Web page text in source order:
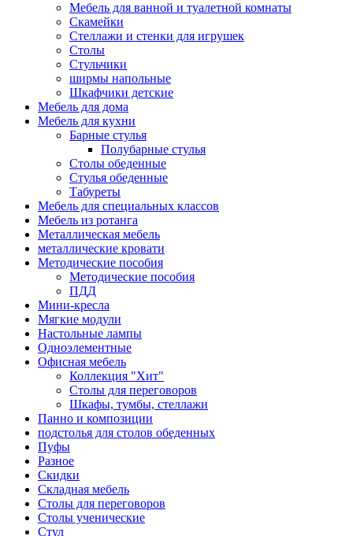
Мебель для ванной и туалетной комнаты
Скамейки
Стеллажи и стенки для игрушек
Столы
Стульчики
ширмы напольные
Шкафчики детские
Мебель для дома
Мебель для кухни
Барные стулья
Полубарные стулья
Столы обеденные
Стулья обеденные
Табуреты
Мебель для специальных классов
Мебель из ротанга
Металлическая мебель
металлические кровати
Методические пособия
Методические пособия
ПДД
Мини-кресла
Мягкие модули
Настольные лампы
Одноэлементные
Офисная мебель
Коллекция "Хит"
Столы для переговоров
Шкафы, тумбы, стеллажи
Панно и композиции
подстолья для столов обеденных
Пуфы
Разное
Скидки
Складная мебель
Столы для переговоров
Столы ученические
Стул